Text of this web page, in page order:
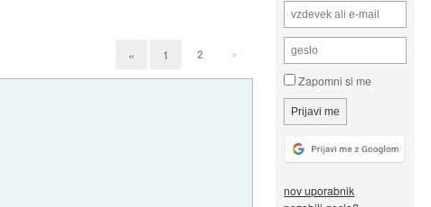
Zapomni si me
nov uporabnik
« 1 2 »